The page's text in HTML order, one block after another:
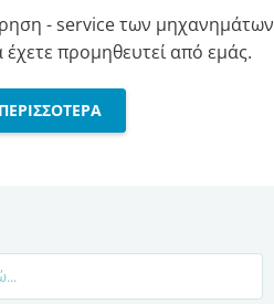
- service των μηχανημάτων
προμηθευτεί από εμάς.